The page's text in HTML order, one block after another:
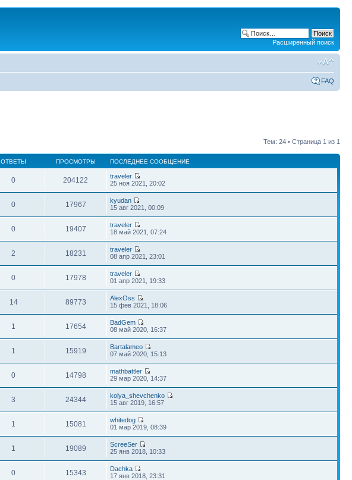
Расширенный поиск
FAQ
Тем: 24 • Страница 1 из 1
ОТВЕТЫ ПРОСМОТРЫ ПОСЛЕДНЕЕ СООБЩЕНИЕ
0 204122
traveler
25 ноя 2021, 20:02
0 17967
kyudan
15 авг 2021, 00:09
0 19407
traveler
18 май 2021, 07:24
2 18231
traveler
08 апр 2021, 23:01
0 17978
traveler
01 апр 2021, 19:33
14 89773
AlexOss
15 фев 2021, 18:06
1 17654
BadGem
08 май 2020, 16:37
1 15919
Bartalameo
07 май 2020, 15:13
0 14798
mathbattler
29 мар 2020, 14:37
3 24344
kolya_shevchenko
15 авг 2019, 16:57
1 15081
whitedog
01 мар 2019, 08:39
1 19089
ScreeSer
25 янв 2018, 10:33
0 15343
Dachka
17 янв 2018, 23:31